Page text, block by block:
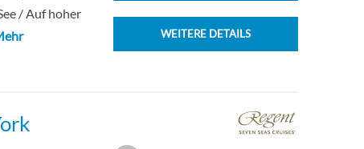
/ Auf hoher
WEITERE DETAILS